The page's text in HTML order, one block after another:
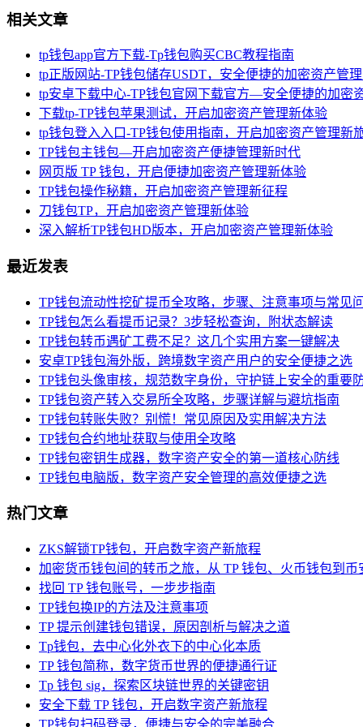
相关文章
tp钱包app官方下载-Tp钱包购买CBC教程指南
tp正版网站-TP钱包储存USDT，安全便捷的加密资产管
tp安卓下载中心-TP钱包官网下载官方—安全便捷的加密
下载tp-TP钱包苹果测试，开启加密资产管理新体验
tp钱包登入入口-TP钱包使用指南，开启加密资产管理新
TP钱包主钱包—开启加密资产便捷管理新时代
网页版 TP 钱包，开启便捷加密资产管理新体验
TP钱包操作秘籍，开启加密资产管理新征程
刀钱包TP，开启加密资产管理新体验
深入解析TP钱包HD版本，开启加密资产管理新体验
最近发表
TP钱包流动性挖矿提币全攻略，步骤、注意事项与常见
TP钱包怎么看提币记录？3步轻松查询，附状态解读
TP钱包转币遇矿工费不足？这几个实用方案一键解决
安卓TP钱包海外版，跨境数字资产用户的安全便捷之选
TP钱包头像审核，规范数字身份，守护链上安全的重要
TP钱包资产转入交易所全攻略，步骤详解与避坑指南
TP钱包转账失败？别慌！常见原因及实用解决方法
TP钱包合约地址获取与使用全攻略
TP钱包密钥生成器，数字资产安全的第一道核心防线
TP钱包电脑版，数字资产安全管理的高效便捷之选
热门文章
ZKS解锁TP钱包，开启数字资产新旅程
加密货币钱包间的转币之旅，从 TP 钱包、火币钱包到币
找回 TP 钱包账号，一步步指南
TP钱包换IP的方法及注意事项
TP 提示创建钱包错误，原因剖析与解决之道
Tp钱包，去中心化外衣下的中心化本质
TP 钱包简称，数字货币世界的便捷通行证
Tp 钱包 sig，探索区块链世界的关键密钥
安全下载 TP 钱包，开启数字资产新旅程